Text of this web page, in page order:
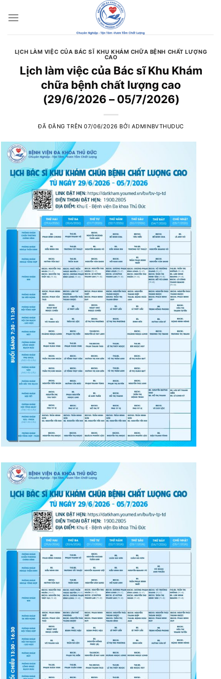
đến
LỊCH LÀM VIỆC CỦA BÁC SĨ KHU KHÁM CHỮA BỆNH CHẤT LƯỢNG
CAO
Lịch làm việc của Bác sĩ Khu Khám
chữa bệnh chất lượng cao
(29/6/2026 – 05/7/2026)
ĐÃ ĐĂNG TRÊN07/06/2026 BỞI ADMINBVTHUDUC